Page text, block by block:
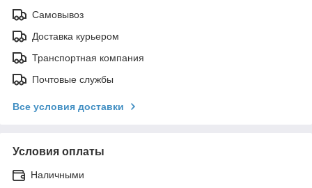
Самовывоз
Доставка курьером
Транспортная компания
Почтовые службы
Все условия доставки
Условия оплаты
Наличными